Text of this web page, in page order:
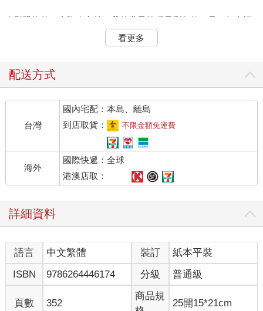
在那恐怖的一夜降臨之前，我的世界曾經是彩色的，是一個幸福
位備受敬重的「漢文」老師，在地方上頗有聲望，也積累了一些
農地。但命運弄人，從曾祖父、祖父到我父親，都不愛讀書，家
族也從文人轉為務農，日子過得相當清苦。為了養家，父親退伍
後甚至去當過採礦工人，每天陷在暗無天日的礦坑中，用生命換
取微薄的薪水。
1973 年，也就是我出生的那一年，為了讓三個小孩過上更好的日
子，父母做了一個重大的決定--舉家搬往新店。
那正是台灣經濟起飛的年代，台灣製造的帳蓬在海外炙手可熱。
父親在新店的一間工廠學習染布技術，隨著老闆賺錢擴廠、搬遷
到三芝，父親也憑著苦幹實幹，從學徒一路爬升到染布部主任。
從我有記憶以來，只有小學畢業的父親，總是清晨六點就起床，
吃完母親準備的早餐後，便出門前往遠在三芝的工廠。他用自己
的勞力，還有原本健康的肺，在充滿有機溶劑的環境中吸著毒
氣、從事染布工作。而國中沒畢業的母親則專心操持家務。他們
看更多
配送方式
台灣
國內宅配：本島、離島
到店取貨：
不限金額免運費
海外
國際快遞：全球
港澳店取：
詳細資料
語言 中文繁體 裝訂
紙本平裝
ISBN
9786264446174 分級 普通級
頁數 352
商品規
25開15*21cm